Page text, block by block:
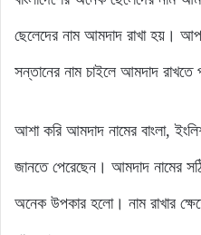
ছেলেদের নাম আমদাদ রাখা হয়।
সন্তানের নাম চাইলে আমদাদ রাখতে
আশা করি আমদাদ নামের বাংলা,
জানতে পেরেছেন। আমদাদ নামের
অনেক উপকার হলো। নাম রাখার